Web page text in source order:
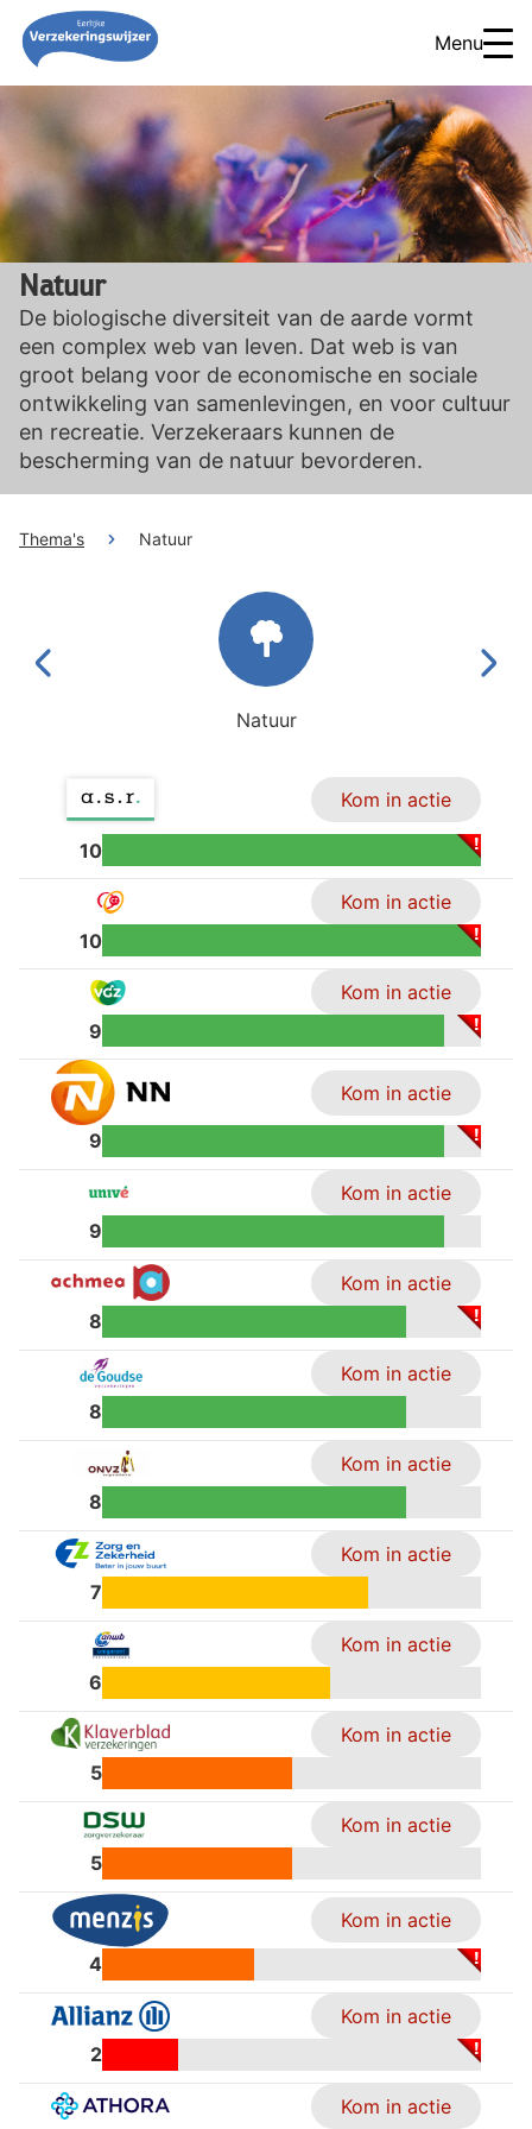
Menu
Natuur
De biologische diversiteit van de aarde vormt
een complex web van leven. Dat web is van
groot belang voor de economische en sociale
ontwikkeling van samenlevingen, en voor cultuur
en recreatie. Verzekeraars kunnen de
bescherming van de natuur bevorderen.
Thema's Natuur
Natuur
10
Kom in actie
10
Kom in actie
9
Kom in actie
9
Kom in actie
9
Kom in actie
8
Kom in actie
8
Kom in actie
8
Kom in actie
7
Kom in actie
6
Kom in actie
5
Kom in actie
5
Kom in actie
4
Kom in actie
2
Kom in actie
Kom in actie